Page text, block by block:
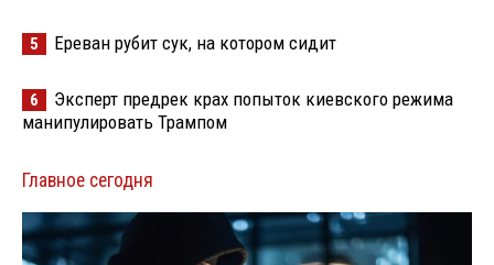
5 Ереван рубит сук, на котором сидит
6
Эксперт предрек крах попыток киевского режима
манипулировать Трампом
Главное сегодня